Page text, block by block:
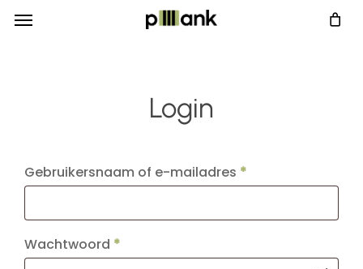
SkipMenu
Login
Gebruikersnaam of e-mailadres *Vereist
Wachtwoord *Vereist
Menu